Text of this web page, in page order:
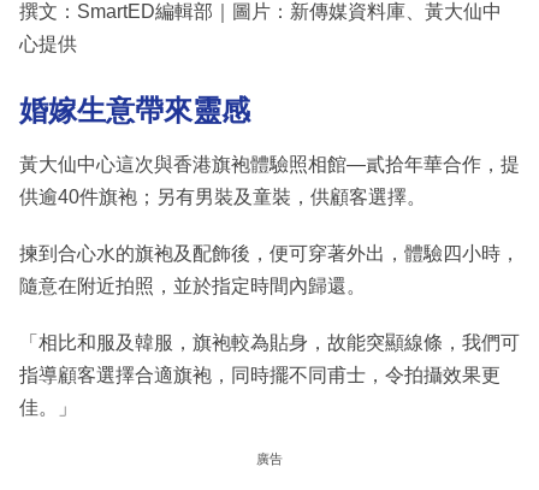
撰文：SmartED編輯部｜圖片：新傳媒資料庫、黃大仙中
心提供
婚嫁生意帶來靈感
黃大仙中心這次與香港旗袍體驗照相館—貳拾年華合作，提
供逾40件旗袍；另有男裝及童裝，供顧客選擇。
揀到合心水的旗袍及配飾後，便可穿著外出，體驗四小時，
隨意在附近拍照，並於指定時間內歸還。
「相比和服及韓服，旗袍較為貼身，故能突顯線條，我們可
指導顧客選擇合適旗袍，同時擺不同甫士，令拍攝效果更
佳。」
廣告